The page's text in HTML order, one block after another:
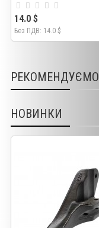
14.0 $
Без ПДВ: 14.0 $
РЕКОМЕНДУЄМО
НОВИНКИ